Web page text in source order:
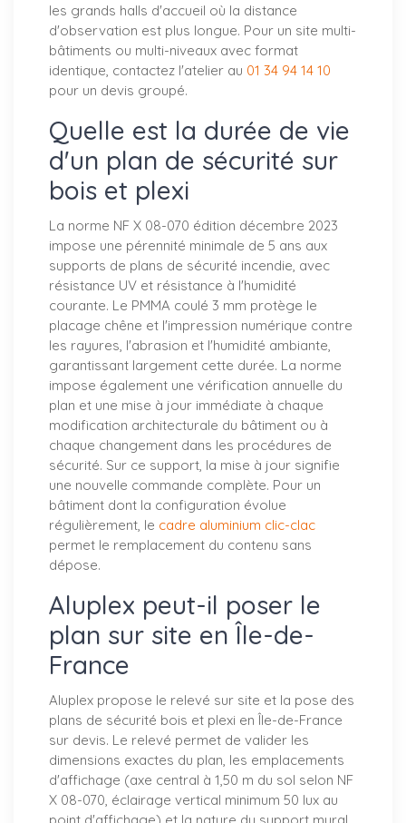
les grands halls d'accueil où la distance
d'observation est plus longue. Pour un site multi-
bâtiments ou multi-niveaux avec format
identique, contactez l'atelier au 01 34 94 14 10
pour un devis groupé.
Quelle est la durée de vie
d'un plan de sécurité sur
bois et plexi
La norme NF X 08-070 édition décembre 2023
impose une pérennité minimale de 5 ans aux
supports de plans de sécurité incendie, avec
résistance UV et résistance à l'humidité
courante. Le PMMA coulé 3 mm protège le
placage chêne et l'impression numérique contre
les rayures, l'abrasion et l'humidité ambiante,
garantissant largement cette durée. La norme
impose également une vérification annuelle du
plan et une mise à jour immédiate à chaque
modification architecturale du bâtiment ou à
chaque changement dans les procédures de
sécurité. Sur ce support, la mise à jour signifie
une nouvelle commande complète. Pour un
bâtiment dont la configuration évolue
régulièrement, le cadre aluminium clic-clac
permet le remplacement du contenu sans
dépose.
Aluplex peut-il poser le
plan sur site en Île-de-
France
Aluplex propose le relevé sur site et la pose des
plans de sécurité bois et plexi en Île-de-France
sur devis. Le relevé permet de valider les
dimensions exactes du plan, les emplacements
d'affichage (axe central à 1,50 m du sol selon NF
X 08-070, éclairage vertical minimum 50 lux au